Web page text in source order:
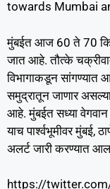
towards Mumbai
मुंबईत आज 60 ते 70
जात आहे. तौत्के
विभागाकडून सांगण्यात
समुद्रातून जाणार
आहे. मुंबईत सध्या वेगवान
याच पार्श्वभूमीवर मुंबई,
अलर्ट जारी करण्यात
https://